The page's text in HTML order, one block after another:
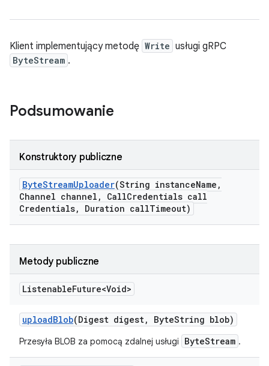
Klient implementujący metodę Write usługi gRPC
ByteStream .
Podsumowanie
Konstruktory publiczne
ByteStreamUploader(String instanceName ,
Channel channel , CallCredentials call
Credentials, Duration callTimeout)
Metody publiczne
ListenableFuture<Void>
uploadBlob(Digest digest, ByteString blob)
Przesyła BLOB za pomocą zdalnej usługi ByteStream .